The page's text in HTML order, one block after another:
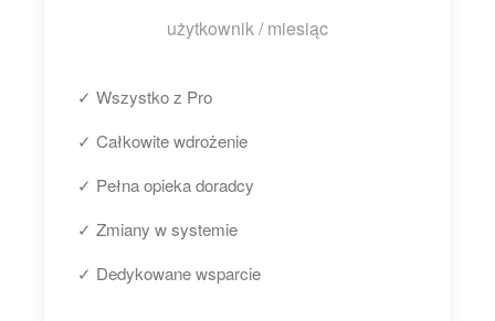
użytkownik / miesiąc
✓ Wszystko z Pro
✓ Całkowite wdrożenie
✓ Pełna opieka doradcy
✓ Zmiany w systemie
✓ Dedykowane wsparcie